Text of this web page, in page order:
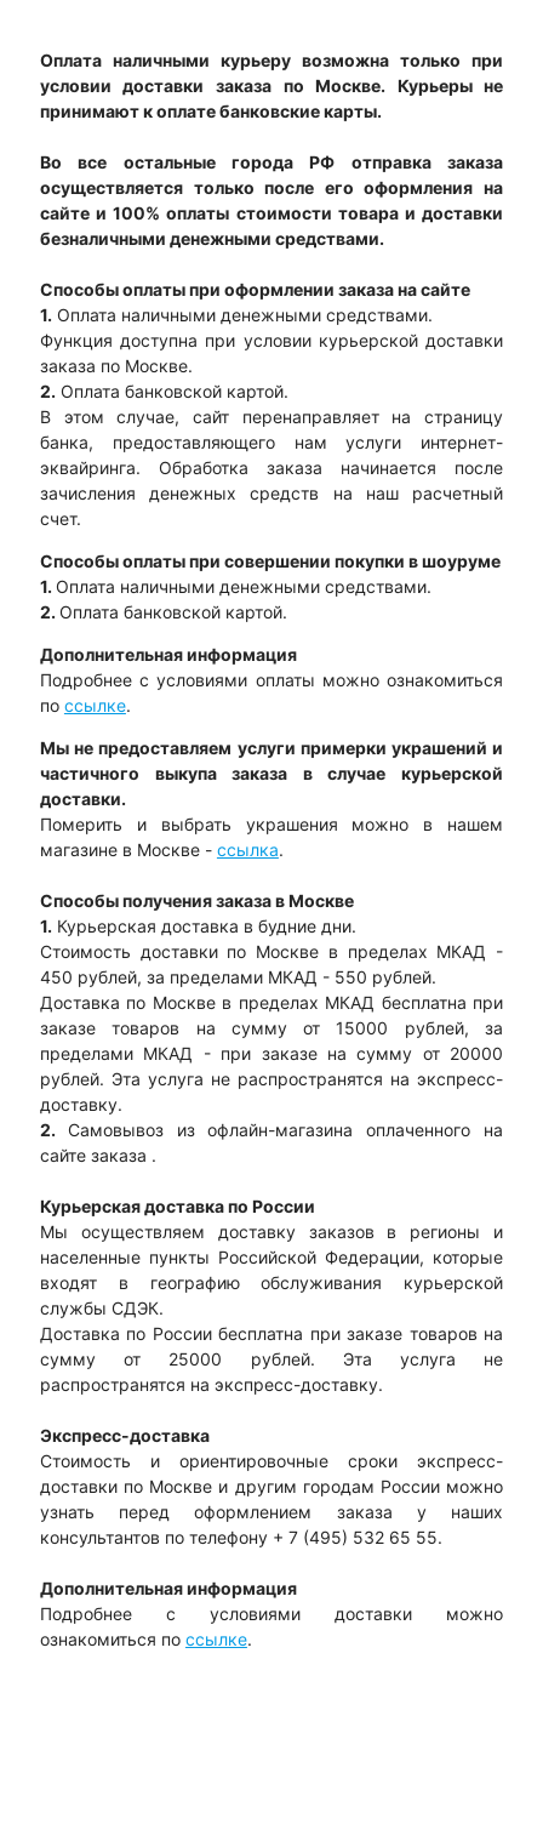
Оплата наличными курьеру возможна только при
условии доставки заказа по Москве. Курьеры не
принимают к оплате банковские карты.
Во все остальные города РФ отправка заказа
осуществляется только после его оформления на
сайте и 100% оплаты стоимости товара и доставки
безналичными денежными средствами.
Способы оплаты при оформлении заказа на сайте
1. Оплата наличными денежными средствами.
Функция доступна при условии курьерской доставки
заказа по Москве.
2. Оплата банковской картой.
В этом случае, сайт перенаправляет на страницу
банка, предоставляющего нам услуги интернет-
эквайринга. Обработка заказа начинается после
зачисления денежных средств на наш расчетный
счет.
Способы оплаты при совершении покупки в шоуруме
1. Оплата наличными денежными средствами.
2. Оплата банковской картой.
Дополнительная информация
Подробнее с условиями оплаты можно ознакомиться
по ссылке.
Мы не предоставляем услуги примерки украшений и
частичного выкупа заказа в случае курьерской
доставки.
Померить и выбрать украшения можно в нашем
магазине в Москве - ссылка.
Способы получения заказа в Москве
1. Курьерская доставка в будние дни.
Стоимость доставки по Москве в пределах МКАД -
450 рублей, за пределами МКАД - 550 рублей.
Доставка по Москве в пределах МКАД бесплатна при
заказе товаров на сумму от 15000 рублей, за
пределами МКАД - при заказе на сумму от 20000
рублей. Эта услуга не распространятся на экспресс-
доставку.
2.
Самовывоз из офлайн-магазина оплаченного на
сайте заказа .
Курьерская доставка по России
Мы осуществляем доставку заказов в регионы и
населенные пункты Российской Федерации, которые
входят в географию обслуживания курьерской
службы СДЭК.
Доставка по России бесплатна при заказе товаров на
сумму от 25000 рублей. Эта услуга не
распространятся на экспресс-доставку.
Экспресс-доставка
Стоимость и ориентировочные сроки экспресс-
доставки по Москве и другим городам России можно
узнать перед оформлением заказа у наших
консультантов по телефону + 7 (495) 532 65 55.
Дополнительная информация
Подробнее с условиями доставки можно
ознакомиться по ссылке.